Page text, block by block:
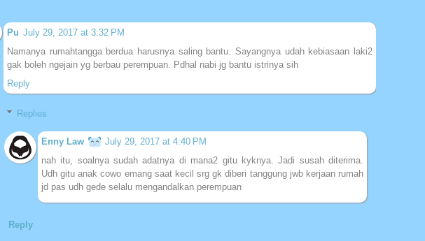
Pu July 29, 2017 at 3:32 PM
Namanya rumahtangga berdua harusnya saling bantu. Sayangnya udah kebiasaan laki2
gak boleh ngejain yg berbau perempuan. Pdhal nabi jg bantu istrinya sih
Reply
Replies
Enny Law
July 29, 2017 at 4:40 PM
nah itu, soalnya sudah adatnya di mana2 gitu kyknya. Jadi susah diterima.
Udh gitu anak cowo emang saat kecil srg gk diberi tanggung jwb kerjaan rumah
jd pas udh gede selalu mengandalkan perempuan
Reply